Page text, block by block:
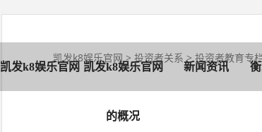
凯发k8娱乐官网 凯发k8娱乐官网
的概况
新闻资讯
凯发k8娱乐官网> 投资者关系 >投资者教育专